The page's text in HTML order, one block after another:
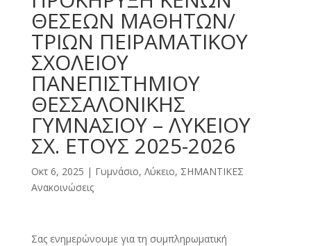
ΘΕΣΕΩΝ ΜΑΘΗΤΩΝ/
ΤΡΙΩΝ ΠΕΙΡΑΜΑΤΙΚΟΥ
ΣΧΟΛΕΙΟΥ
ΠΑΝΕΠΙΣΤΗΜΙΟΥ
ΘΕΣΣΑΛΟΝΙΚΗΣ
ΓΥΜΝΑΣΙΟΥ – ΛΥΚΕΙΟΥ
ΣΧ. ΕΤΟΥΣ 2025-2026
Οκτ 6, 2025 | Γυμνάσιο, Λύκειο, ΣΗΜΑΝΤΙΚΕΣ
Ανακοινώσεις
Σας ενημερώνουμε για τη συμπληρωματική